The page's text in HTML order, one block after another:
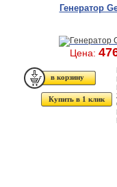
Генератор
Цена:
Купить в 1 клик